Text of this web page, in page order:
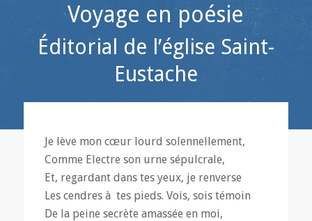
Voyage en poésie
Éditorial de l’église Saint-
Eustache
Je lève mon cœur lourd solennellement,
Comme Electre son urne sépulcrale,
Et, regardant dans tes yeux, je renverse
Les cendres à tes pieds. Vois, sois témoin
De la peine secrète amassée en moi,